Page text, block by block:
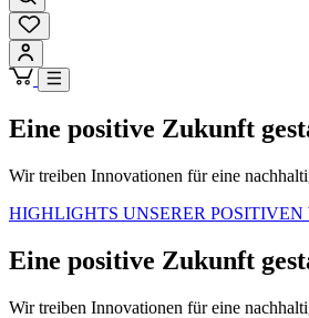
Eine positive Zukunft
Wir treiben Innovationen für eine
HIGHLIGHTS UNSERER POSITIVEN
Eine positive Zukunft
Wir treiben Innovationen für eine